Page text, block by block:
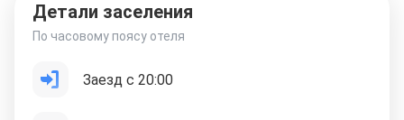
Детали заселения
По часовому поясу отеля
Заезд с 20:00